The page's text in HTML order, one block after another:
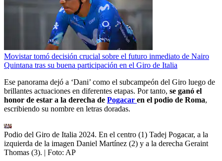
Movistar tomó decisión crucial sobre el futuro inmediato de Nairo
Quintana tras su buena participación en el Giro de Italia
Ese panorama dejó a ‘Dani’ como el subcampeón del Giro luego de
brillantes actuaciones en diferentes etapas. Por tanto, se ganó el
honor de estar a la derecha de Pogacar en el podio de Roma,
escribiendo su nombre en letras doradas.
Podio del Giro de Italia 2024. En el centro (1) Tadej Pogacar, a la
izquierda de la imagen Daniel Martínez (2) y a la derecha Geraint
Thomas (3). | Foto: AP